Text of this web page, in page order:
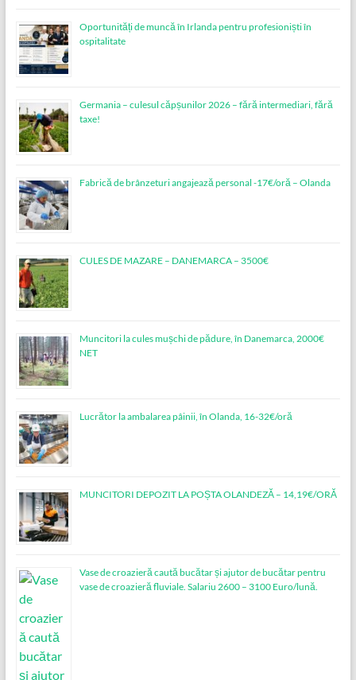
Oportunități de muncă în Irlanda pentru profesioniști în
ospitalitate
Germania – culesul căpșunilor 2026 – fără intermediari, fără
taxe!
Fabrică de brânzeturi angajează personal -17€/oră – Olanda
CULES DE MAZARE – DANEMARCA – 3500€
Muncitori la cules mușchi de pădure, în Danemarca, 2000€
NET
Lucrător la ambalarea pâinii, în Olanda, 16-32€/oră
MUNCITORI DEPOZIT LA POȘTA OLANDEZĂ – 14,19€/ORĂ
Vase de croazieră caută bucătar și ajutor de bucătar pentru
vase de croazieră fluviale. Salariu 2600 – 3100 Euro/lună.